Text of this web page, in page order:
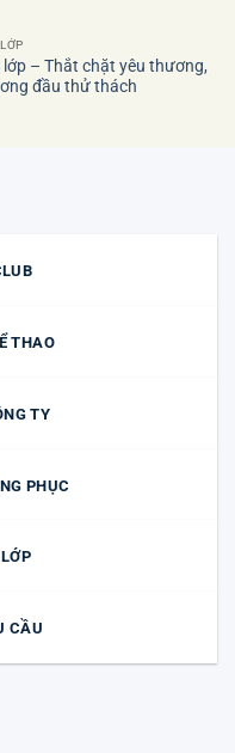
lớp – Thắt chặt yêu thương,
đầu thử thách
THAO
TY
PHỤC
CẦU